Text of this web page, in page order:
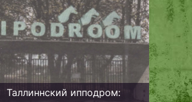
Таллиннский ипподром: